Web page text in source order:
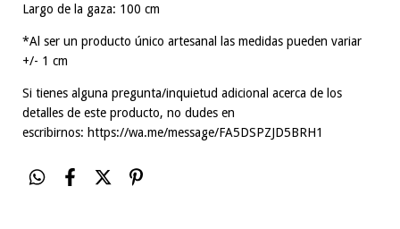
Largo de la gaza: 100 cm
*Al ser un producto único artesanal las medidas pueden variar
+/- 1 cm
Si tienes alguna pregunta/inquietud adicional acerca de los
detalles de este producto, no dudes en
escribirnos: https://wa.me/message/FA5DSPZJD5BRH1